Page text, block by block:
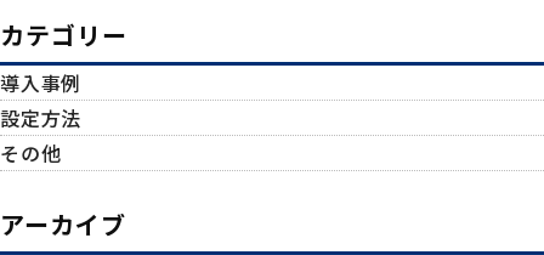
カテゴリー
導入事例
設定方法
その他
アーカイブ